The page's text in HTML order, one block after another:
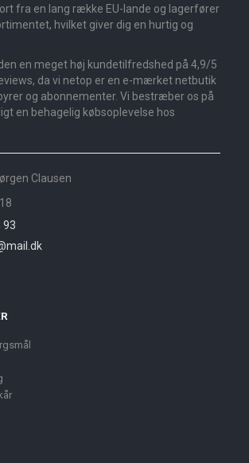
fra en lang række EU-lande og lagerfører
hvilket giver dig en hurtig og
en meget høj kundetilfredshed på 4,9/5
da vi netop er en e-mærket netbutik
og abonnementer. Vi bestræber os på
en behagelig købsoplevelse hos
Clausen
93